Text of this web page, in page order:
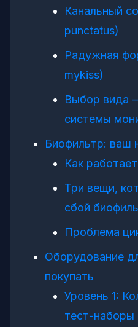
Канальный
punctatus)
Радужная
mykiss)
Выбор вида
системы
Биофильтр: ваш
Как
Три вещи,
сбой
Проблема
Оборудование
покупать
Уровень 1:
тест-наборы